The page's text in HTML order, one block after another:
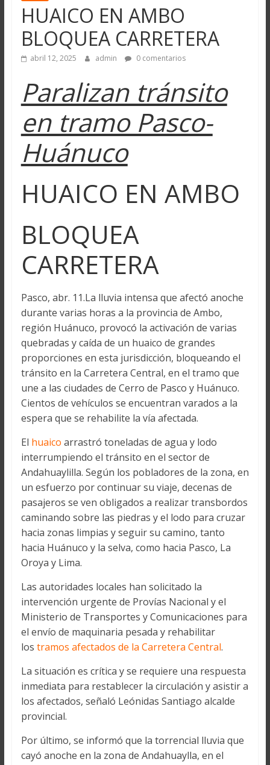
HUAICO EN AMBO
BLOQUEA CARRETERA
abril 12, 2025 admin 0 comentarios
Paralizan tránsito
en tramo Pasco-
Huánuco
HUAICO EN AMBO
BLOQUEA
CARRETERA
Pasco, abr. 11.La lluvia intensa que afectó anoche
durante varias horas a la provincia de Ambo,
región Huánuco, provocó la activación de varias
quebradas y caída de un huaico de grandes
proporciones en esta jurisdicción, bloqueando el
tránsito en la Carretera Central, en el tramo que
une a las ciudades de Cerro de Pasco y Huánuco.
Cientos de vehículos se encuentran varados a la
espera que se rehabilite la vía afectada.
El huaico arrastró toneladas de agua y lodo
interrumpiendo el tránsito en el sector de
Andahuaylilla. Según los pobladores de la zona, en
un esfuerzo por continuar su viaje, decenas de
pasajeros se ven obligados a realizar transbordos
caminando sobre las piedras y el lodo para cruzar
hacia zonas limpias y seguir su camino, tanto
hacia Huánuco y la selva, como hacia Pasco, La
Oroya y Lima.
Las autoridades locales han solicitado la
intervención urgente de Provías Nacional y el
Ministerio de Transportes y Comunicaciones para
el envío de maquinaria pesada y rehabilitar
los tramos afectados de la Carretera Central.
La situación es crítica y se requiere una respuesta
inmediata para restablecer la circulación y asistir a
los afectados, señaló Leónidas Santiago alcalde
provincial.
Por último, se informó que la torrencial lluvia que
cayó anoche en la zona de Andahuaylla, en el